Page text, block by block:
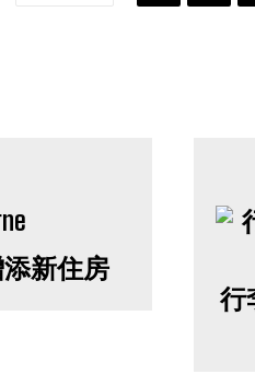
新住房
行